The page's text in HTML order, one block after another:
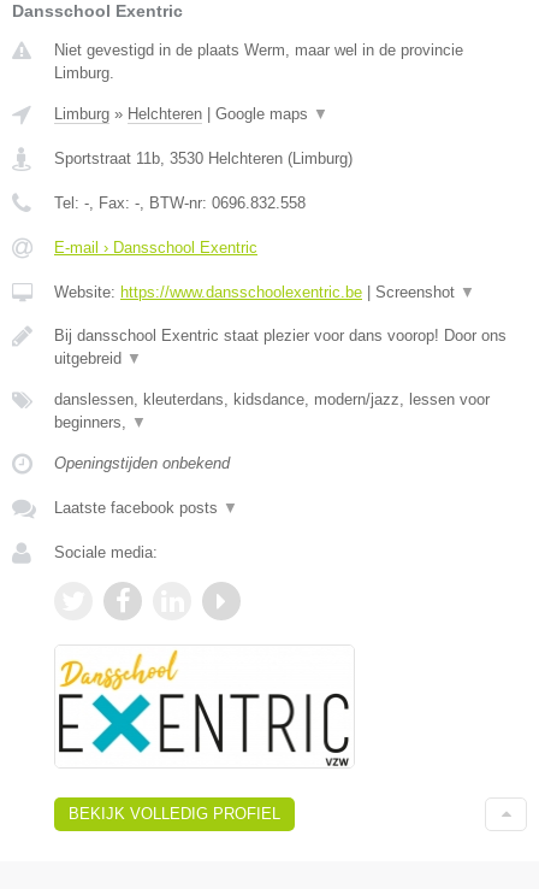
Dansschool Exentric
Niet gevestigd in de plaats Werm, maar wel in de provincie
Limburg.
Limburg » Helchteren Google maps ▼
Sportstraat 11b, 3530 Helchteren (Limburg)
Tel: -, Fax: -, BTW-nr: 0696.832.558
E-mail › Dansschool Exentric
Website: https://www.dansschoolexentric.be Screenshot ▼
Bij dansschool Exentric staat plezier voor dans voorop! Door ons
uitgebreid ▼
danslessen, kleuterdans, kidsdance, modern/jazz, lessen voor
beginners, ▼
Openingstijden onbekend
Laatste facebook posts ▼
Sociale media:
BEKIJK VOLLEDIG PROFIEL